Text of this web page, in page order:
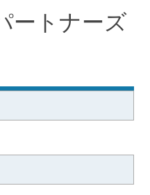
ートナーズ